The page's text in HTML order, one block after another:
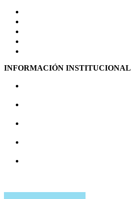
INFORMACIÓN INSTITUCIONAL